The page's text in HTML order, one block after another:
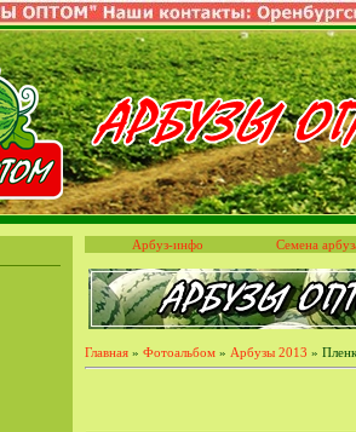
Арбуз-инфо Семена
Главная » Фотоальбом » Арбузы 2013 »